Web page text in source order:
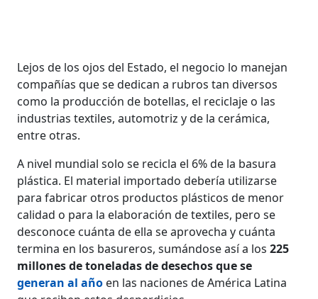
Lejos de los ojos del Estado, el negocio lo manejan
compañías que se dedican a rubros tan diversos
como la producción de botellas, el reciclaje o las
industrias textiles, automotriz y de la cerámica,
entre otras.
A nivel mundial solo se recicla el 6% de la basura
plástica. El material importado debería utilizarse
para fabricar otros productos plásticos de menor
calidad o para la elaboración de textiles, pero se
desconoce cuánta de ella se aprovecha y cuánta
termina en los basureros, sumándose así a los225
millones de toneladas de desechos que se
generan al año en las naciones de América Latina